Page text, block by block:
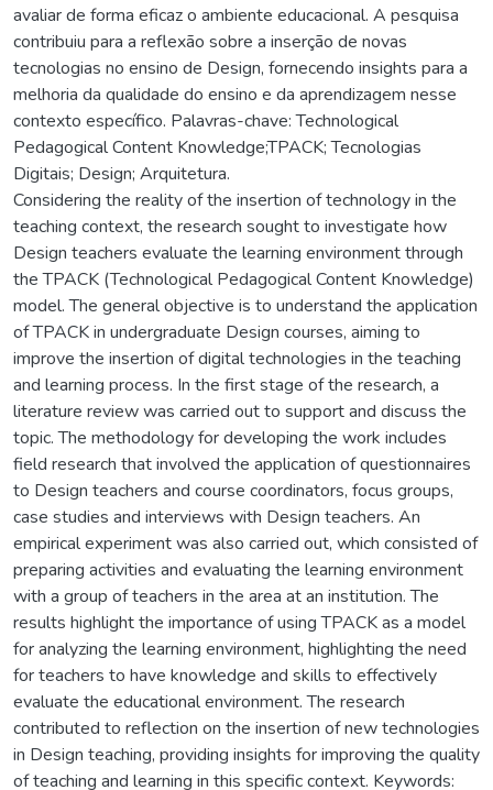
avaliar de forma eficaz o ambiente educacional. A pesquisa
contribuiu para a reflexão sobre a inserção de novas
tecnologias no ensino de Design, fornecendo insights para a
melhoria da qualidade do ensino e da aprendizagem nesse
contexto específico. Palavras-chave: Technological
Pedagogical Content Knowledge;TPACK; Tecnologias
Digitais; Design; Arquitetura.
Considering the reality of the insertion of technology in the
teaching context, the research sought to investigate how
Design teachers evaluate the learning environment through
the TPACK (Technological Pedagogical Content Knowledge)
model. The general objective is to understand the application
of TPACK in undergraduate Design courses, aiming to
improve the insertion of digital technologies in the teaching
and learning process. In the first stage of the research, a
literature review was carried out to support and discuss the
topic. The methodology for developing the work includes
field research that involved the application of questionnaires
to Design teachers and course coordinators, focus groups,
case studies and interviews with Design teachers. An
empirical experiment was also carried out, which consisted of
preparing activities and evaluating the learning environment
with a group of teachers in the area at an institution. The
results highlight the importance of using TPACK as a model
for analyzing the learning environment, highlighting the need
for teachers to have knowledge and skills to effectively
evaluate the educational environment. The research
contributed to reflection on the insertion of new technologies
in Design teaching, providing insights for improving the quality
of teaching and learning in this specific context. Keywords: